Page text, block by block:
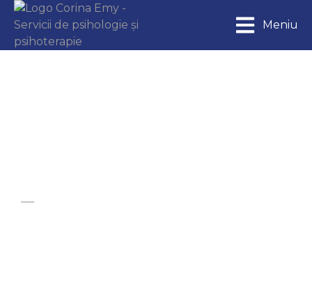
Meniu